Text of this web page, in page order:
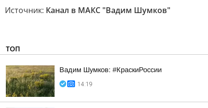
Источник: Канал в МАКС "Вадим Шумков"
ТОП
Вадим Шумков: #КраскиРоссии
14:19